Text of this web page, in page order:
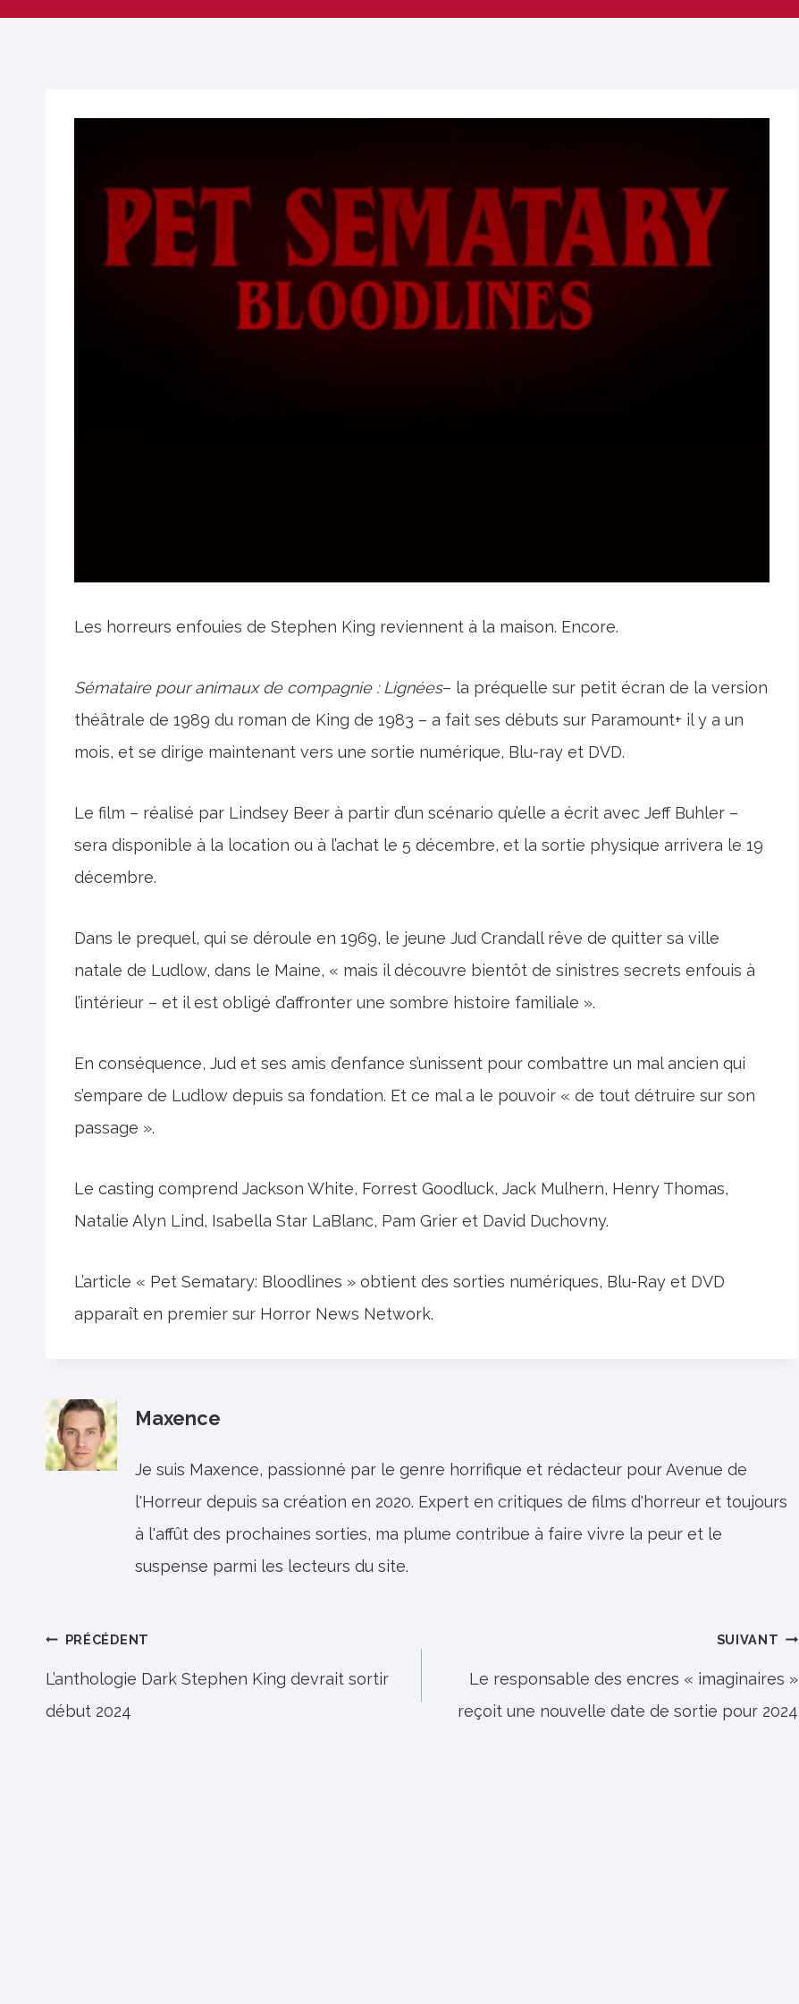
Les horreurs enfouies de Stephen King reviennent à la maison. Encore.
Sémataire pour animaux de compagnie : Lignées– la préquelle sur petit écran de la version
théâtrale de 1989 du roman de King de 1983 – a fait ses débuts sur Paramount+ il y a un
mois, et se dirige maintenant vers une sortie numérique, Blu-ray et DVD.
Le film – réalisé par Lindsey Beer à partir d’un scénario qu’elle a écrit avec Jeff Buhler –
sera disponible à la location ou à l’achat le 5 décembre, et la sortie physique arrivera le 19
décembre.
Dans le prequel, qui se déroule en 1969, le jeune Jud Crandall rêve de quitter sa ville
natale de Ludlow, dans le Maine, « mais il découvre bientôt de sinistres secrets enfouis à
l’intérieur – et il est obligé d’affronter une sombre histoire familiale ».
En conséquence, Jud et ses amis d’enfance s’unissent pour combattre un mal ancien qui
s’empare de Ludlow depuis sa fondation. Et ce mal a le pouvoir « de tout détruire sur son
passage ».
Le casting comprend Jackson White, Forrest Goodluck, Jack Mulhern, Henry Thomas,
Natalie Alyn Lind, Isabella Star LaBlanc, Pam Grier et David Duchovny.
L’article « Pet Sematary: Bloodlines » obtient des sorties numériques, Blu-Ray et DVD
apparaît en premier sur Horror News Network.
Maxence
Je suis Maxence, passionné par le genre horrifique et rédacteur pour Avenue de
l'Horreur depuis sa création en 2020. Expert en critiques de films d'horreur et toujours
à l'affût des prochaines sorties, ma plume contribue à faire vivre la peur et le
suspense parmi les lecteurs du site.
Navigation
de
l’article
PRÉCÉDENT
L’anthologie Dark Stephen King devrait sortir
début 2024
SUIVANT
Le responsable des encres « imaginaires »
reçoit une nouvelle date de sortie pour 2024